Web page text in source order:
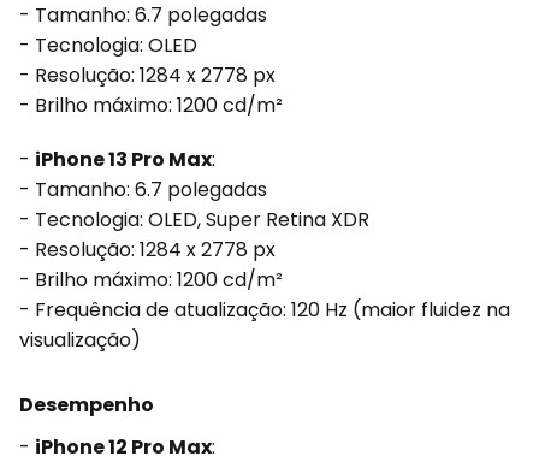
- Tamanho: 6.7 polegadas
- Tecnologia: OLED
- Resolução: 1284 x 2778 px
- Brilho máximo: 1200 cd/m²
- iPhone 13 Pro Max:
- Tamanho: 6.7 polegadas
- Tecnologia: OLED, Super Retina XDR
- Resolução: 1284 x 2778 px
- Brilho máximo: 1200 cd/m²
- Frequência de atualização: 120 Hz (maior fluidez na
visualização)
Desempenho
- iPhone 12 Pro Max: